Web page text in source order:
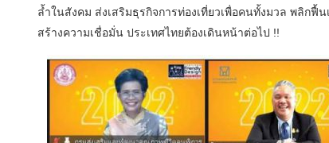
ล้ำในสังคม ส่งเสริมธุรกิจการท่องเที่ยวเพื่อคนทั้งมวล พลิกฟื้
สร้างความเชื่อมั่น ประเทศไทยต้องเดินหน้าต่อไป !!